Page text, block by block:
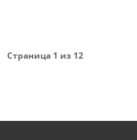
Страница 1 из 12